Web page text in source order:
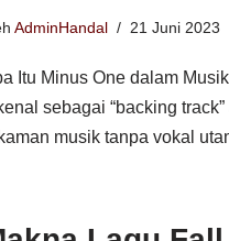
AdminHandal 21 Juni 2023
Itu Minus One dalam
sebagai “backing
musik tanpa vokal